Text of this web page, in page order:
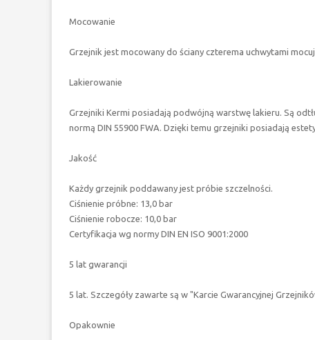
Mocowanie
Grzejnik jest mocowany do ściany czterema uchwytami
Lakierowanie
Grzejniki Kermi posiadają podwójną warstwę lakieru. Są
normą DIN 55900 FWA. Dzięki temu grzejniki posiadają
Jakość
Każdy grzejnik poddawany jest próbie szczelności.
Ciśnienie próbne: 13,0 bar
Ciśnienie robocze: 10,0 bar
Certyfikacja wg normy DIN EN ISO 9001:2000
5 lat gwarancji
5 lat. Szczegóły zawarte są w "Karcie Gwarancyjnej
Opakownie